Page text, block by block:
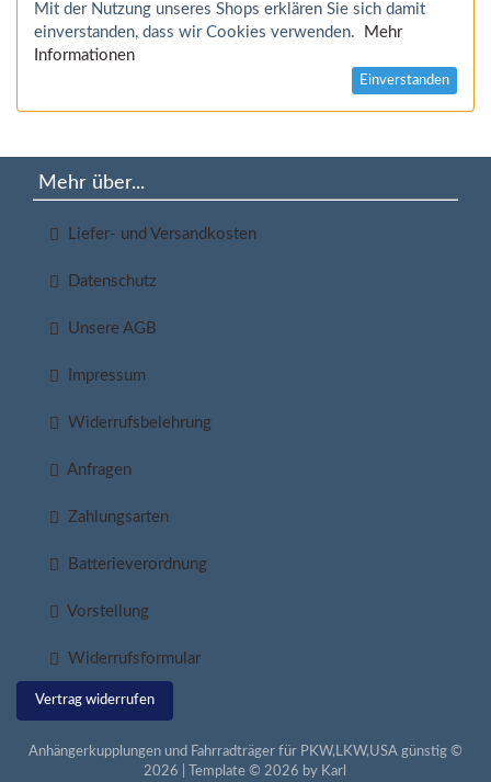
Mit der Nutzung unseres Shops erklären Sie sich damit
einverstanden, dass wir Cookies verwenden.
Mehr
Informationen
Einverstanden
Mehr über...
Liefer- und Versandkosten
Datenschutz
Unsere AGB
Impressum
Widerrufsbelehrung
Anfragen
Zahlungsarten
Batterieverordnung
Vorstellung
Widerrufsformular
Vertrag widerrufen
Anhängerkupplungen und Fahrradträger für PKW,LKW,USA günstig ©
2026 | Template © 2026 by Karl